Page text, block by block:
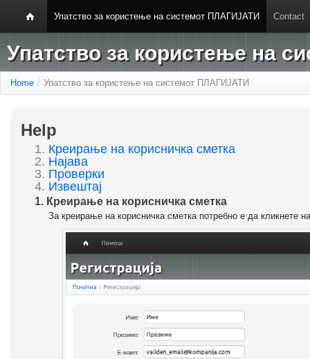
Упатство за користење на системот ПЛАГИЈАТИ Contact
Упатство за користење на
Home / Упатство за користење на системот ПЛАГИЈАТИ
Help
1. Креирање на корисничка сметка
2. Најава
3. Проверки
4. Извештај
1. Креирање на корисничка сметка
За креирање на корисничка сметка потребно е да кликнете